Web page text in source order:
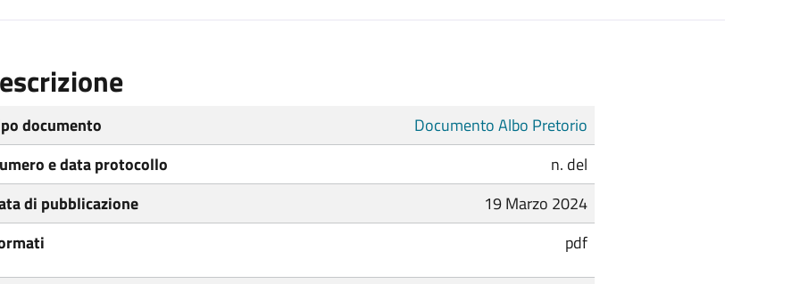
documento
Documento Albo Pretorio
e data protocollo
n. del
di pubblicazione
19 Marzo 2024
pdf